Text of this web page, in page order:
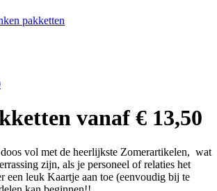
pakketten
vanaf € 13,50
vol met de heerlijkste Zomerartikelen, wat
zijn, als je personeel of relaties het
een leuk Kaartje aan toe (eenvoudig bij te